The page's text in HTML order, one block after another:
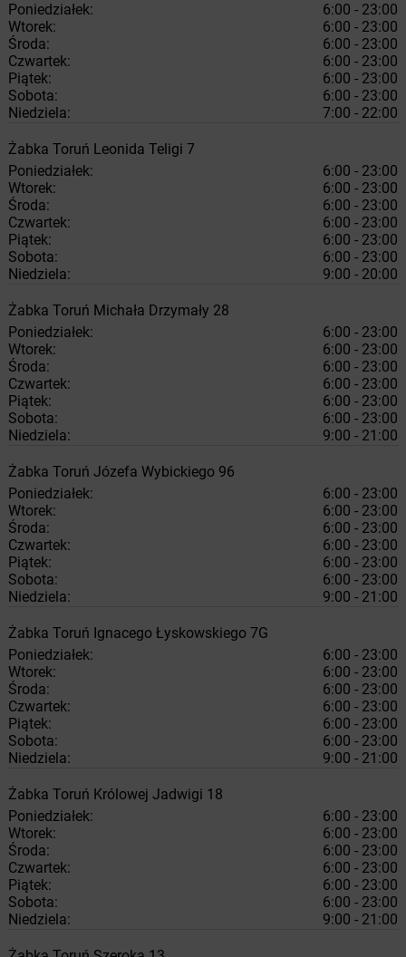
Poniedziałek:
6:00 - 23:00
Wtorek:
6:00 - 23:00
Środa:
6:00 - 23:00
Czwartek:
6:00 - 23:00
Piątek:
6:00 - 23:00
Sobota:
6:00 - 23:00
Niedziela:
7:00 - 22:00
Żabka Toruń Leonida Teligi 7
Poniedziałek:
6:00 - 23:00
Wtorek:
6:00 - 23:00
Środa:
6:00 - 23:00
Czwartek:
6:00 - 23:00
Piątek:
6:00 - 23:00
Sobota:
6:00 - 23:00
Niedziela:
9:00 - 20:00
Żabka Toruń Michała Drzymały 28
Poniedziałek:
6:00 - 23:00
Wtorek:
6:00 - 23:00
Środa:
6:00 - 23:00
Czwartek:
6:00 - 23:00
Piątek:
6:00 - 23:00
Sobota:
6:00 - 23:00
Niedziela:
9:00 - 21:00
Żabka Toruń Józefa Wybickiego 96
Poniedziałek:
6:00 - 23:00
Wtorek:
6:00 - 23:00
Środa:
6:00 - 23:00
Czwartek:
6:00 - 23:00
Piątek:
6:00 - 23:00
Sobota:
6:00 - 23:00
Niedziela:
9:00 - 21:00
Żabka Toruń Ignacego Łyskowskiego 7G
Poniedziałek:
6:00 - 23:00
Wtorek:
6:00 - 23:00
Środa:
6:00 - 23:00
Czwartek:
6:00 - 23:00
Piątek:
6:00 - 23:00
Sobota:
6:00 - 23:00
Niedziela:
9:00 - 21:00
Żabka Toruń Królowej Jadwigi 18
Poniedziałek:
6:00 - 23:00
Wtorek:
6:00 - 23:00
Środa:
6:00 - 23:00
Czwartek:
6:00 - 23:00
Piątek:
6:00 - 23:00
Sobota:
6:00 - 23:00
Niedziela:
9:00 - 21:00